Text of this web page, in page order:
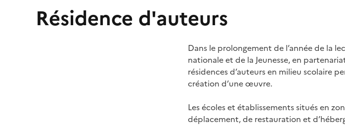
Résidence d'auteurs
Dans le prolongement de l’année de la
nationale et de la Jeunesse, en
résidences d’auteurs en milieu scolaire
création d’une œuvre.
Les écoles et établissements situés en
déplacement, de restauration et